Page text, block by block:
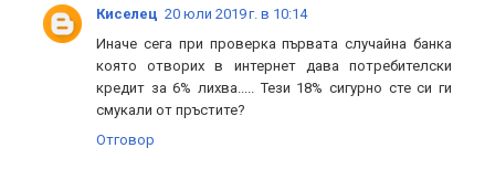
Киселец 20 юли 2019 г. в 10:14
Иначе сега при проверка първата случайна банка
която отворих в интернет дава потребителски
кредит за 6% лихва..... Тези 18% сигурно сте си ги
смукали от пръстите?
Отговор